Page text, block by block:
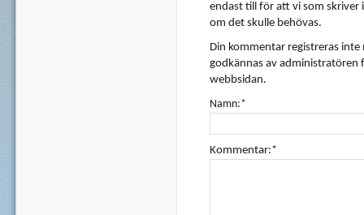
endast till för att vi som skriver
om det skulle behövas.
Din kommentar registreras
godkännas av administratören
webbsidan.
Namn:*
Kommentar:*